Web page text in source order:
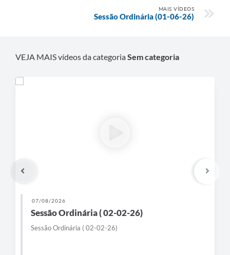
MAIS VÍDEOS
Sessão Ordinária (01-06-26)
VEJA MAIS vídeos da categoriaSem categoria
07/08/2026
Sessão Ordinária ( 02-02-26)
Sessão Ordinária ( 02-02-26)